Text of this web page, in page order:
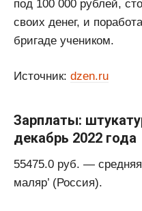
под 100 000 рублей,
своих денег, и
бригаде учеником.
Источник: dzen.ru
Зарплаты:
декабрь 2022 года
55475.0 руб. —
маляр’ (Россия).